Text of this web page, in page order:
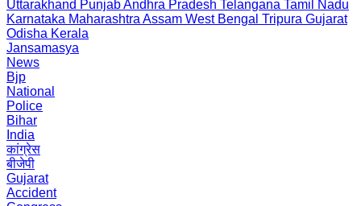
Uttarakhand PunjabAndhra Pradesh Telangana Tamil Nadu
Karnataka Maharashtra Assam West Bengal Tripura Gujarat
Odisha Kerala
Jansamasya
News
Bjp
National
Police
Bihar
India
कांग्रेस
बीजेपी
Gujarat
Accident